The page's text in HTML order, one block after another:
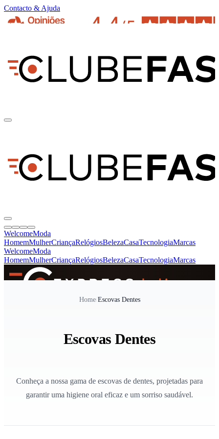
Contacto & Ajuda
WelcomeModa
HomemMulherCriançaRelógiosBelezaCasaTecnologiaMarcas
WelcomeModa
HomemMulherCriançaRelógiosBelezaCasaTecnologiaMarcas
Home/Escovas Dentes
Escovas Dentes
Conheça a nossa gama de escovas de dentes, projetadas para
garantir uma higiene oral eficaz e um sorriso saudável.